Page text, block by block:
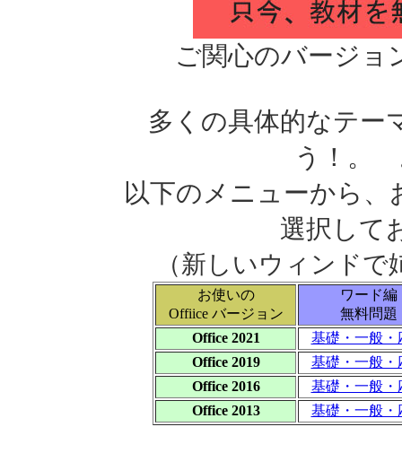
ご関心のバージョ
多くの具体的なテー
う！。
以下のメニューから
選択して
（新しいウィンド
お使いの
Offiice バージョン
ワード編
無料問題
Office 2021
基礎・一般・
Office 2019
基礎・一般・
Office 2016
基礎・一般・
Office 2013
基礎・一般・